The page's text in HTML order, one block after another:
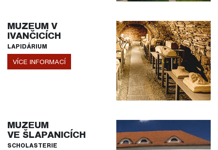
MUZEUM V
IVANČICÍCH
LAPIDÁRIUM
VÍCE INFORMACÍ
MUZEUM
VE ŠLAPANICÍCH
SCHOLASTERIE